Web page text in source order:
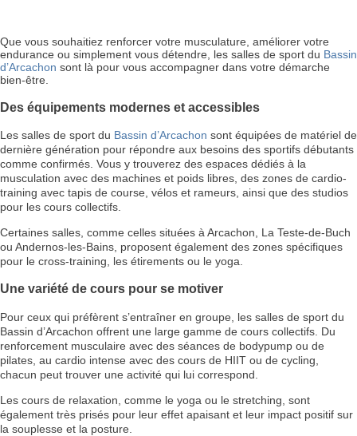
Que vous souhaitiez renforcer votre musculature, améliorer votre
endurance ou simplement vous détendre, les salles de sport du Bassin
d’Arcachon sont là pour vous accompagner dans votre démarche
bien-être.
Des équipements modernes et accessibles
Les salles de sport du Bassin d’Arcachon sont équipées de matériel de
dernière génération pour répondre aux besoins des sportifs débutants
comme confirmés. Vous y trouverez des espaces dédiés à la
musculation avec des machines et poids libres, des zones de cardio-
training avec tapis de course, vélos et rameurs, ainsi que des studios
pour les cours collectifs.
Certaines salles, comme celles situées à Arcachon, La Teste-de-Buch
ou Andernos-les-Bains, proposent également des zones spécifiques
pour le cross-training, les étirements ou le yoga.
Une variété de cours pour se motiver
Pour ceux qui préfèrent s’entraîner en groupe, les salles de sport du
Bassin d’Arcachon offrent une large gamme de cours collectifs. Du
renforcement musculaire avec des séances de bodypump ou de
pilates, au cardio intense avec des cours de HIIT ou de cycling,
chacun peut trouver une activité qui lui correspond.
Les cours de relaxation, comme le yoga ou le stretching, sont
également très prisés pour leur effet apaisant et leur impact positif sur
la souplesse et la posture.